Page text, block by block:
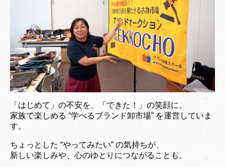
「はじめて」の不安を、「できた！」の笑顔に。
家族で楽しめる “学べるブランド卸市場” を運営していま
す。
ちょっとした “やってみたい” の気持ちが、
新しい楽しみや、心のゆとりにつながることも。